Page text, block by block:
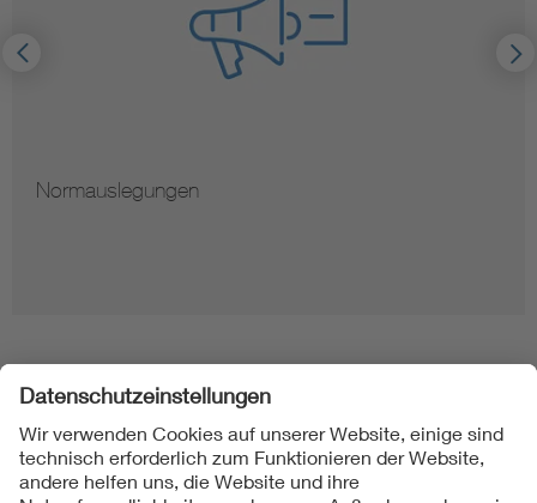
Normauslegungen
Folgen Sie uns